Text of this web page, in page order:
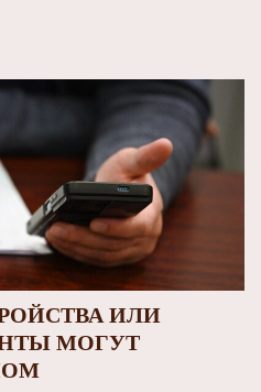
ИЛИ
МОГУТ